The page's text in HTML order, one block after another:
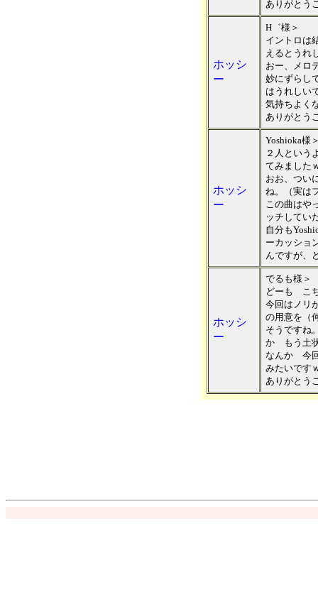
ありがとう
ホッシ
ー
H゛様＞
イントロは
えるとうれ
おー、メロ
妙にずらし
はうれしい
気持ちよく
ありがとう
ホッシ
ー
Yoshioka様
２人とい
てみました
おお、つい
ね。（実は
この曲はや
ッチしてい
自分も
ーカッショ
んですが、
ホッシ
ー
でるも様＞
どーも こ
今回はノリ
の用意を（
そうですね
か もう土
なんか 今
みたいです
ありがとう